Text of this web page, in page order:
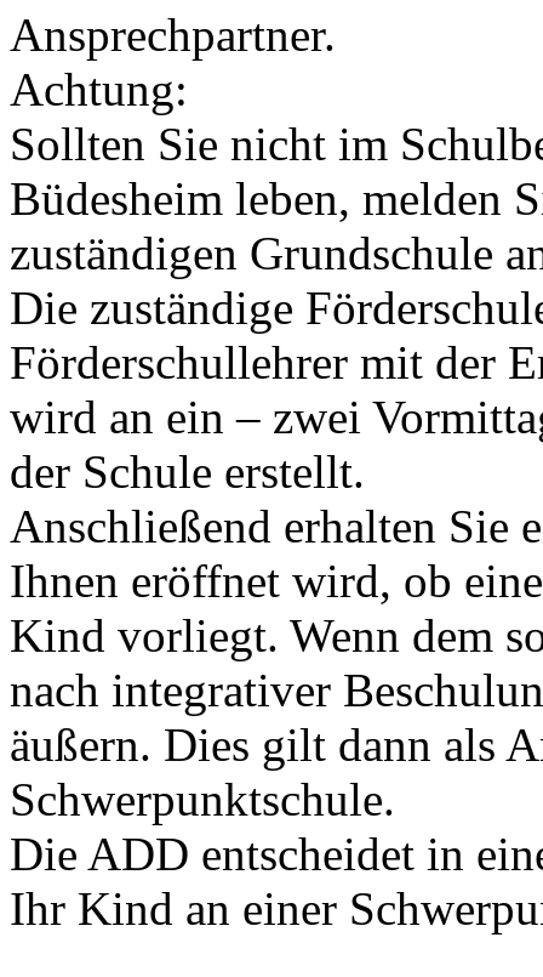
Ansprechpartner.
Achtung:
Sollten Sie nicht im
Büdesheim leben, melden
zuständigen Grundschule
Die zuständige
Förderschullehrer mit der
wird an ein – zwei
der Schule erstellt.
Anschließend erhalten Sie
Ihnen eröffnet wird, ob
Kind vorliegt. Wenn dem
nach integrativer
äußern. Dies gilt dann als
Schwerpunktschule.
Die ADD entscheidet in
Ihr Kind an einer